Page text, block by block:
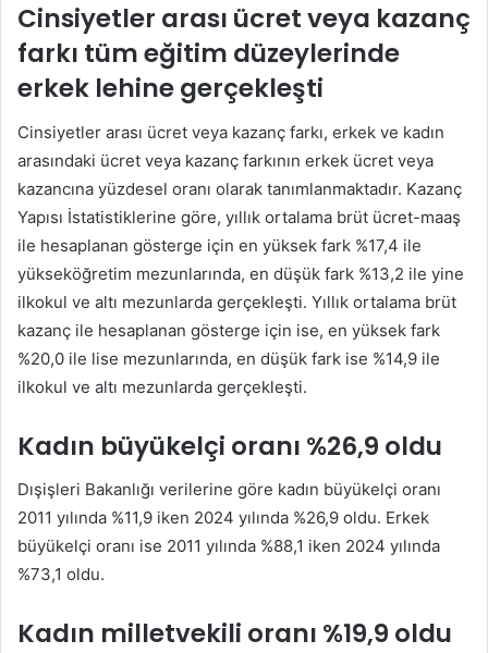
Cinsiyetler arası ücret veya kazanç
farkı tüm eğitim düzeylerinde
erkek lehine gerçekleşti
Cinsiyetler arası ücret veya kazanç farkı, erkek ve kadın
arasındaki ücret veya kazanç farkının erkek ücret veya
kazancına yüzdesel oranı olarak tanımlanmaktadır. Kazanç
Yapısı İstatistiklerine göre, yıllık ortalama brüt ücret-maaş
ile hesaplanan gösterge için en yüksek fark %17,4 ile
yükseköğretim mezunlarında, en düşük fark %13,2 ile yine
ilkokul ve altı mezunlarda gerçekleşti. Yıllık ortalama brüt
kazanç ile hesaplanan gösterge için ise, en yüksek fark
%20,0 ile lise mezunlarında, en düşük fark ise %14,9 ile
ilkokul ve altı mezunlarda gerçekleşti.
Kadın büyükelçi oranı %26,9 oldu
Dışişleri Bakanlığı verilerine göre kadın büyükelçi oranı
2011 yılında %11,9 iken 2024 yılında %26,9 oldu. Erkek
büyükelçi oranı ise 2011 yılında %88,1 iken 2024 yılında
%73,1 oldu.
Kadın milletvekili oranı %19,9 oldu